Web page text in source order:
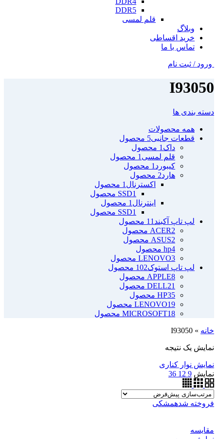
DDR5
قلم لمسی
وبلاگ
خرید اقساطی
تماس با ما
ورود / ثبت نام
I93050
دسته بندی ها
همه محصولات
قطعات جانبی5 محصول
داک 1 محصول
قلم لمسی 1 محصول
کیبورد 1 محصول
هارد2 محصول
اکسترنال 1 محصول
SSD1 محصول
اینترنال 1 محصول
SSD1 محصول
لپ تاپ آکبند 11 محصول
ACER2 محصول
ASUS2 محصول
hp4 محصول
LENOVO3 محصول
لپ تاپ استوک102 محصول
APPLE8 محصول
DELL21 محصول
HP35 محصول
LENOVO19 محصول
MICROSOFT18 محصول
خانه »
I93050
نمایش یک نتیجه
نمایش نوار کناری
نمایش 9
12
36
فروخته شدهمشکی
مقايسه